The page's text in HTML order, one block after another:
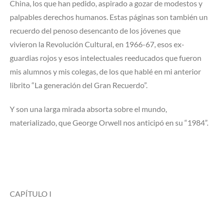
China, los que han pedido, aspirado a gozar de modestos y
palpables derechos humanos. Estas páginas son también un
recuerdo del penoso desencanto de los jóvenes que
vivieron la Revolución Cultural, en 1966-67, esos ex-
guardias rojos y esos intelectuales reeducados que fueron
mis alumnos y mis colegas, de los que hablé en mi anterior
librito “La generación del Gran Recuerdo”.
Y son una larga mirada absorta sobre el mundo,
materializado, que George Orwell nos anticipó en su “1984”.
CAPÍTULO I